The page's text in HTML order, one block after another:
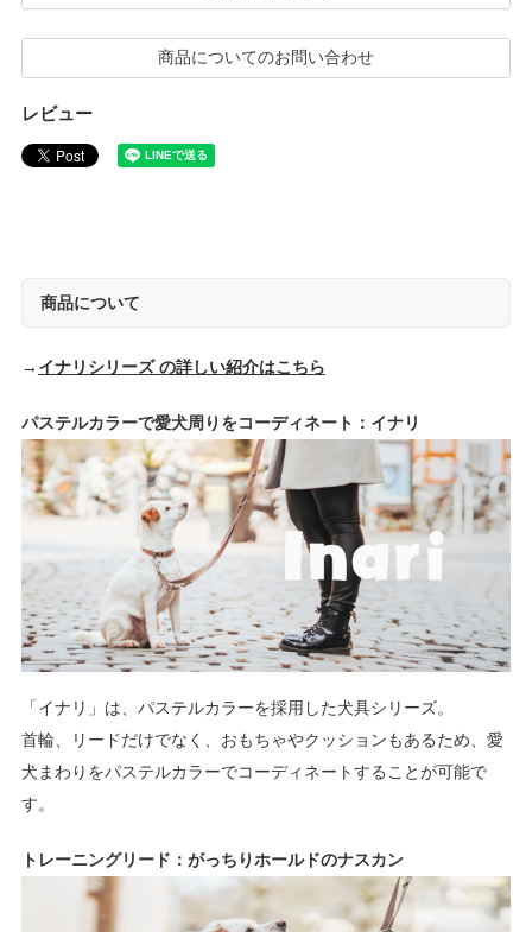
商品についてのお問い合わせ
レビュー
商品について
→ イナリシリーズ の詳しい紹介はこちら
パステルカラーで愛犬周りをコーディネート：イナリ
「イナリ」は、パステルカラーを採用した犬具シリーズ。
首輪、リードだけでなく、おもちゃやクッションもあるため、愛
犬まわりをパステルカラーでコーディネートすることが可能で
す。
トレーニングリード：がっちりホールドのナスカン